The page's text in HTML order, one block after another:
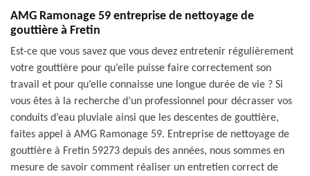
AMG Ramonage 59 entreprise de nettoyage de
gouttière à Fretin
Est-ce que vous savez que vous devez entretenir régulièrement
votre gouttière pour qu’elle puisse faire correctement son
travail et pour qu’elle connaisse une longue durée de vie ? Si
vous êtes à la recherche d’un professionnel pour décrasser vos
conduits d’eau pluviale ainsi que les descentes de gouttière,
faites appel à AMG Ramonage 59. Entreprise de nettoyage de
gouttière à Fretin 59273 depuis des années, nous sommes en
mesure de savoir comment réaliser un entretien correct de